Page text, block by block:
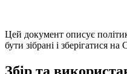
Цей документ описує
бути зібрані і зберігатися